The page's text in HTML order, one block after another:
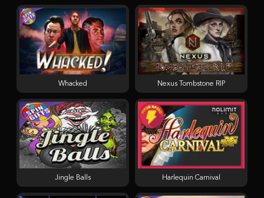
Nexus Tombstone RIP
Whacked
Jingle Balls Harlequin Carnival